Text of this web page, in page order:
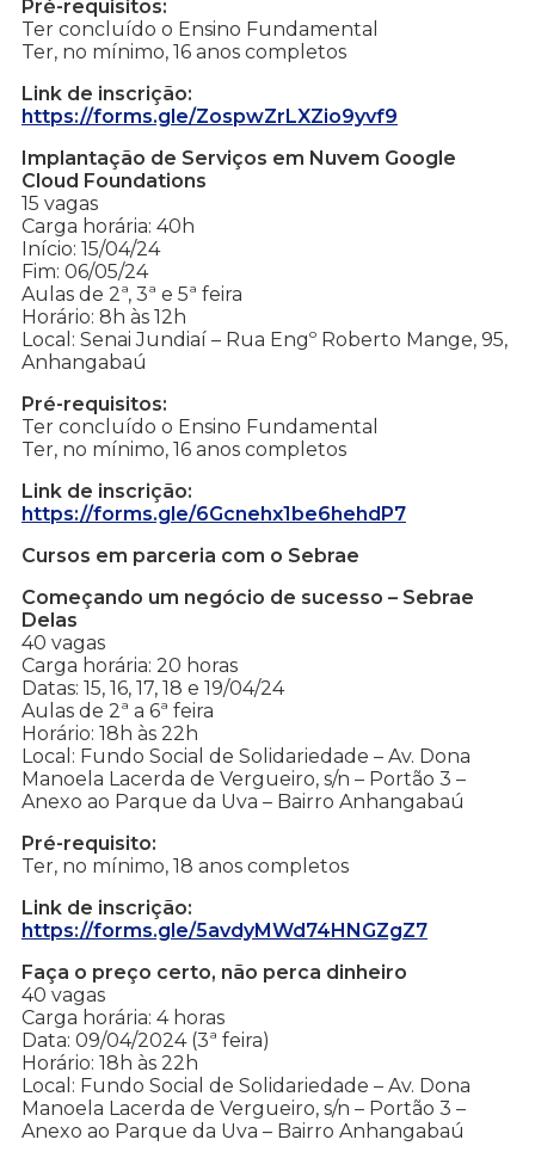
Pré-requisitos:
Ter concluído o Ensino Fundamental
Ter, no mínimo, 16 anos completos
Link de inscrição:
https://forms.gle/ZospwZrLXZio9yvf9
Implantação de Serviços em Nuvem Google
Cloud Foundations
15 vagas
Carga horária: 40h
Início: 15/04/24
Fim: 06/05/24
Aulas de 2ª, 3ª e 5ª feira
Horário: 8h às 12h
Local: Senai Jundiaí – Rua Engº Roberto Mange, 95,
Anhangabaú
Pré-requisitos:
Ter concluído o Ensino Fundamental
Ter, no mínimo, 16 anos completos
Link de inscrição:
https://forms.gle/6Gcnehx1be6hehdP7
Cursos em parceria com o Sebrae
Começando um negócio de sucesso – Sebrae
Delas
40 vagas
Carga horária: 20 horas
Datas: 15, 16, 17, 18 e 19/04/24
Aulas de 2ª a 6ª feira
Horário: 18h às 22h
Local: Fundo Social de Solidariedade – Av. Dona
Manoela Lacerda de Vergueiro, s/n – Portão 3 –
Anexo ao Parque da Uva – Bairro Anhangabaú
Pré-requisito:
Ter, no mínimo, 18 anos completos
Link de inscrição:
https://forms.gle/5avdyMWd74HNGZgZ7
Faça o preço certo, não perca dinheiro
40 vagas
Carga horária: 4 horas
Data: 09/04/2024 (3ª feira)
Horário: 18h às 22h
Local: Fundo Social de Solidariedade – Av. Dona
Manoela Lacerda de Vergueiro, s/n – Portão 3 –
Anexo ao Parque da Uva – Bairro Anhangabaú